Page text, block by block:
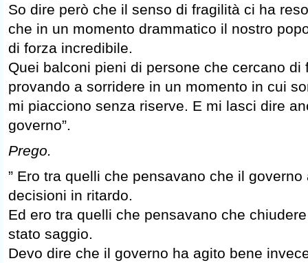
So dire però che il senso di fragilità ci ha
che in un momento drammatico il nostro
di forza incredibile.
Quei balconi pieni di persone che cercano di
provando a sorridere in un momento in cui
mi piacciono senza riserve. E mi lasci dire
governo”.
Prego.
” Ero tra quelli che pensavano che il
decisioni in ritardo.
Ed ero tra quelli che pensavano che
stato saggio.
Devo dire che il governo ha agito bene